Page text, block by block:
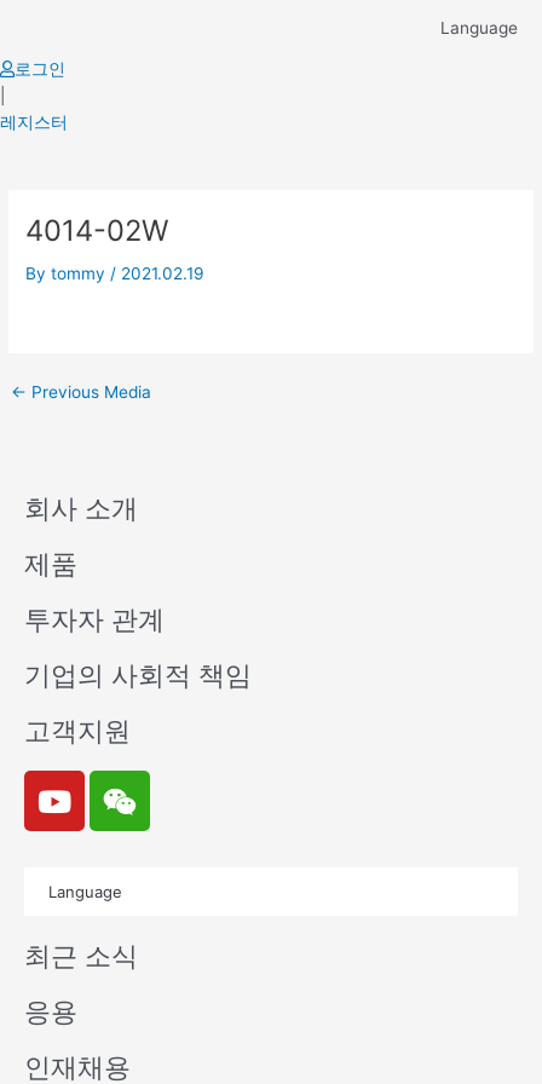
content
Language
로그인
레지스터
4014-02W
Bytommy / 2021.02.19
navigation
← Previous Media
회사 소개
제품
투자자 관계
기업의 사회적 책임
고객지원
Y
o
u
e
W
e
i
n
Language
최근 소식
응용
인재채용